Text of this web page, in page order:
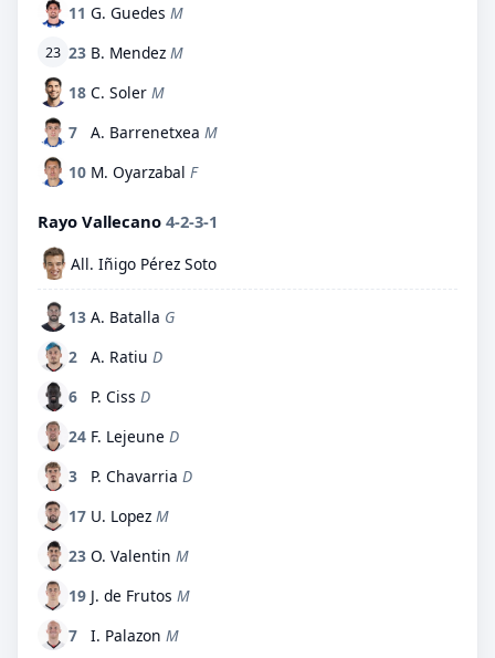
11 G. Guedes M
23 23 B. Mendez M
18 C. Soler M
7
A. Barrenetxea M
10 M. Oyarzabal F
Rayo Vallecano 4-2-3-1
All. Iñigo Pérez Soto
13 A. Batalla G
2
A. Ratiu D
6
P. Ciss D
24 F. Lejeune D
3
P. Chavarria D
17 U. Lopez M
23 O. Valentin M
19 J. de Frutos M
7
I. Palazon M